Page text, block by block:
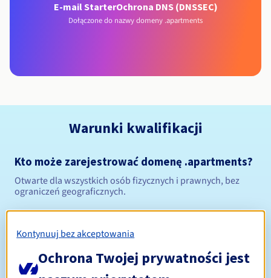
E-mail StarterOchrona DNS (DNSSEC)
Dołączone do nazwy domeny .apartments
Warunki kwalifikacji
Kto może zarejestrować domenę .apartments?
Otwarte dla wszystkich osób fizycznych i prawnych, bez
ograniczeń geograficznych.
Od 1 do 10 lat
Kontynuuj bez akceptowania
Ochrona Twojej prywatności jest